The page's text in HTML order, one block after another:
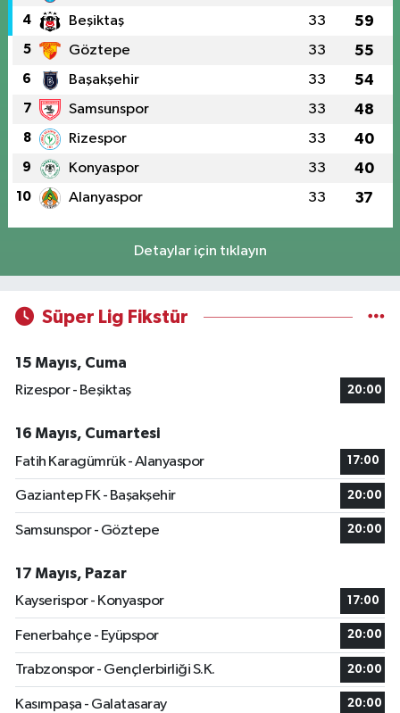
4 Beşiktaş 33 59
5 Göztepe 33 55
6 Başakşehir 33 54
7 Samsunspor 33 48
8 Rizespor 33 40
9 Konyaspor 33 40
10 Alanyaspor 33 37
Detaylar için tıklayın
Süper Lig Fikstür
15 Mayıs, Cuma
Rizespor - Beşiktaş
20:00
16 Mayıs, Cumartesi
Fatih Karagümrük - Alanyaspor
17:00
Gaziantep FK - Başakşehir 20:00
Samsunspor - Göztepe 20:00
17 Mayıs, Pazar
Kayserispor - Konyaspor
17:00
Fenerbahçe - Eyüpspor 20:00
Trabzonspor - Gençlerbirliği S.K. 20:00
Kasımpaşa - Galatasaray 20:00